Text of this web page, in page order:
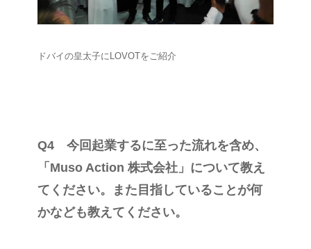
ドバイの皇太子にLOVOTをご紹介
Q4 今回起業するに至った流れを含め、
「Muso Action 株式会社」について教え
てください。また目指していることが何
かなども教えてください。